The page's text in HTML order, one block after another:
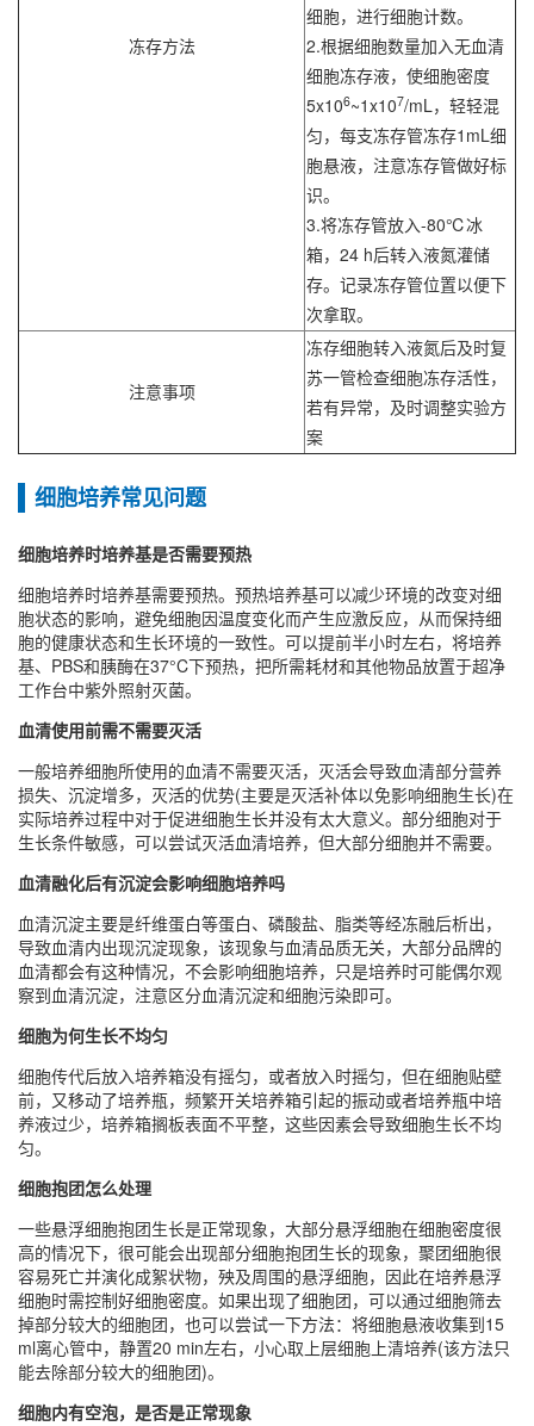
冻存方法
细胞，进行细胞计数。
2.根据细胞数量加入无血清
细胞冻存液，使细胞密度
5x106~1x107/mL，轻轻混
匀，每支冻存管冻存1mL细
胞悬液，注意冻存管做好标
识。
3.将冻存管放入-80℃冰
箱，24 h后转入液氮灌储
存。记录冻存管位置以便下
次拿取。
注意事项
冻存细胞转入液氮后及时复
苏一管检查细胞冻存活性，
若有异常，及时调整实验方
案
细胞培养常见问题
细胞培养时培养基是否需要预热
细胞培养时培养基需要预热‌。预热培养基可以减少环境的改变对细
胞状态的影响，避免细胞因温度变化而产生应激反应，从而保持细
胞的健康状态和生长环境的一致性‌。可以提前半小时左右，将培养
基、PBS和胰酶在37°C下预热，把所需耗材和其他物品放置于超净
工作台中紫外照射灭菌。
血清使用前需不需要灭活
一般培养细胞所使用的血清不需要灭活，灭活会导致血清部分营养
损失、沉淀增多，灭活的优势(主要是灭活补体以免影响细胞生长)在
实际培养过程中对于促进细胞生长并没有太大意义。部分细胞对于
生长条件敏感，可以尝试灭活血清培养，但大部分细胞并不需要。
血清融化后有沉淀会影响细胞培养吗
血清沉淀主要是纤维蛋白等蛋白、磷酸盐、脂类等经冻融后析出，
导致血清内出现沉淀现象，该现象与血清品质无关，大部分品牌的
血清都会有这种情况，不会影响细胞培养，只是培养时可能偶尔观
察到血清沉淀，注意区分血清沉淀和细胞污染即可。
细胞为何生长不均匀
细胞传代后放入培养箱没有摇匀，或者放入时摇匀，但在细胞贴壁
前，又移动了培养瓶，频繁开关培养箱引起的振动或者培养瓶中培
养液过少，培养箱搁板表面不平整，这些因素会导致细胞生长不均
匀。
细胞抱团怎么处理
一些悬浮细胞抱团生长是正常现象，大部分悬浮细胞在细胞密度很
高的情况下，很可能会出现部分细胞抱团生长的现象，聚团细胞很
容易死亡并演化成絮状物，殃及周围的悬浮细胞，因此在培养悬浮
细胞时需控制好细胞密度。如果出现了细胞团，可以通过细胞筛去
掉部分较大的细胞团，也可以尝试一下方法：将细胞悬液收集到15
ml离心管中，静置20 min左右，小心取上层细胞上清培养(该方法只
能去除部分较大的细胞团)。
细胞内有空泡，是否是正常现象